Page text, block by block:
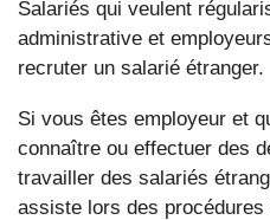
Salariés qui veulent
administrative et
recruter un salarié étranger.
Si vous êtes employeur et
connaître ou effectuer des
travailler des salariés
assiste lors des procédures